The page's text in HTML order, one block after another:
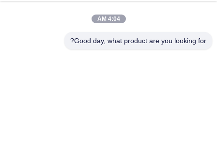
الصفحة الرئيسية
منتجات
4:04 AM
Good day, what product are you looking for?